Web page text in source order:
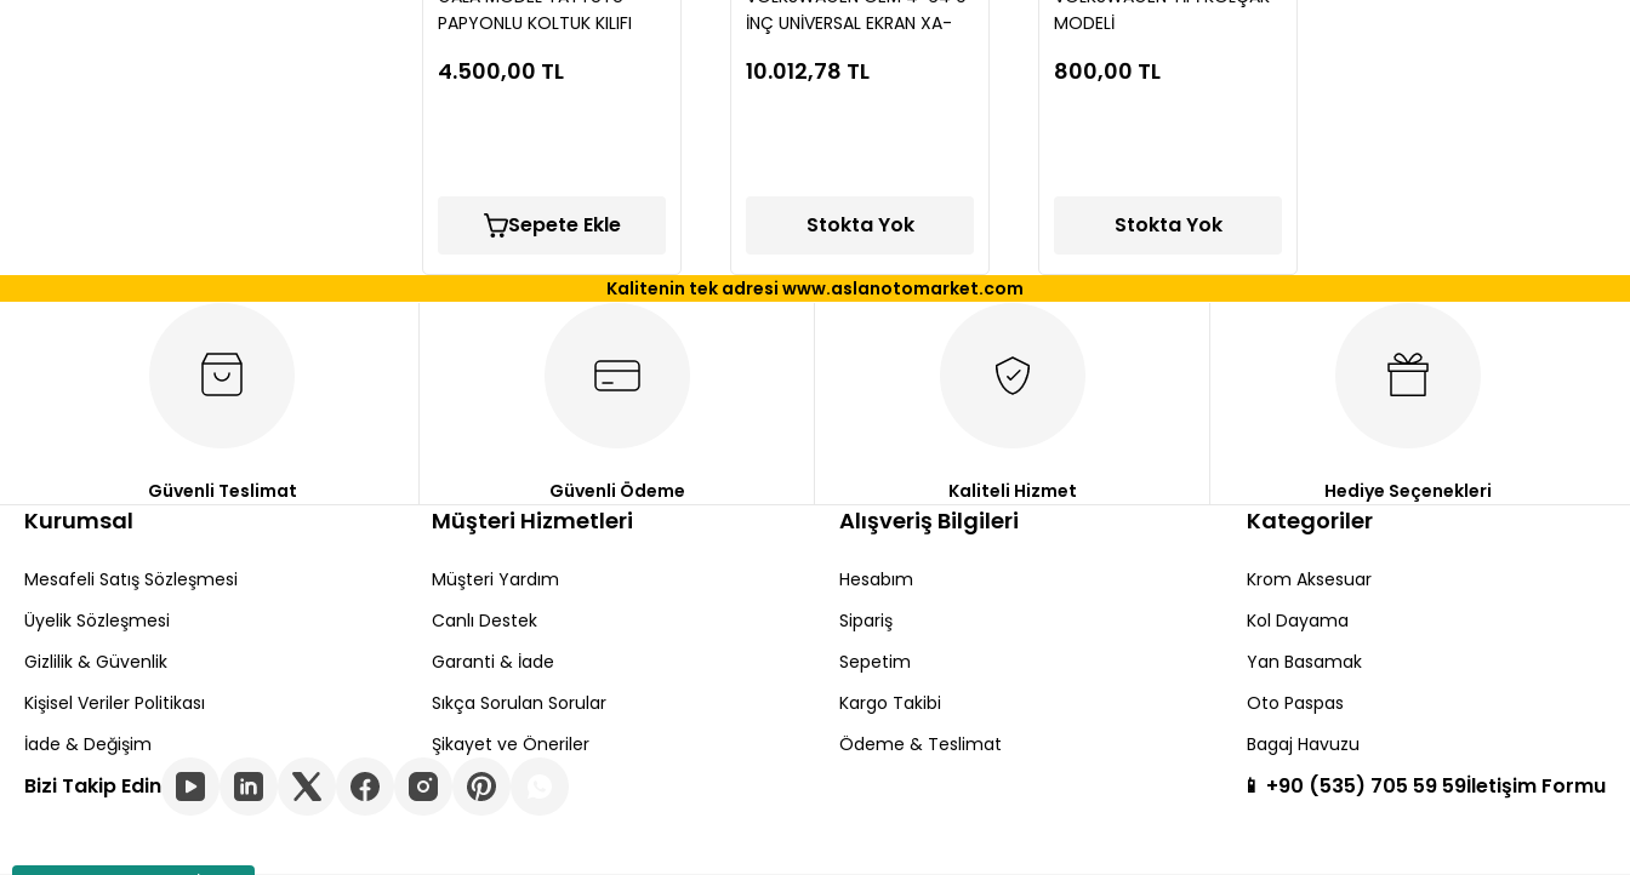
PAPYONLU KOLTUK KILIFI
4.500,00 TL
Sepete Ekle
İNÇ UNİVERSAL EKRAN XA-
10.012,78 TL
Stokta Yok
MODELİ
800,00 TL
Stokta Yok
Kalitenin tek adresi www.aslanotomarket.com
Güvenli Teslimat Güvenli Ödeme Kaliteli Hizmet Hediye Seçenekleri
Kurumsal
Mesafeli Satış Sözleşmesi
Üyelik Sözleşmesi
Gizlilik & Güvenlik
Kişisel Veriler Politikası
İade & Değişim
Müşteri Hizmetleri
Müşteri Yardım
Canlı Destek
Garanti & İade
Sıkça Sorulan Sorular
Şikayet ve Öneriler
Alışveriş Bilgileri
Hesabım
Sipariş
Sepetim
Kargo Takibi
Ödeme & Teslimat
Kategoriler
Krom Aksesuar
Kol Dayama
Yan Basamak
Oto Paspas
Bagaj Havuzu
Bizi Takip Edin 📱 +90 (535) 705 59 59İletişim Formu